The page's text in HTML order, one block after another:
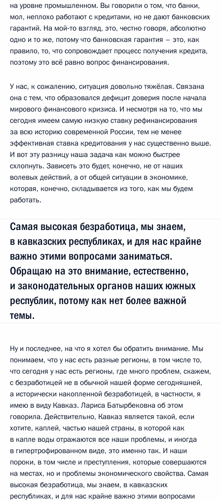
на уровне промышленном. Вы говорили о том, что банки,
мол, неплохо работают с кредитами, но не дают банковских
гарантий. На мой‑то взгляд, это, честно говоря, абсолютно
одно и то же, потому что банковская гарантия – это, как
правило, то, что сопровождает процесс получения кредита,
поэтому это всё равно вопрос финансирования.
У нас, к сожалению, ситуация довольно тяжёлая. Связана
она с тем, что образовался дефицит доверия после начала
мирового финансового кризиса. И несмотря на то, что мы
сегодня имеем самую низкую ставку рефинансирования
за всю историю современной России, тем не менее
эффективная ставка кредитования у нас существенно выше.
И вот эту разницу наша задача как можно быстрее
схлопнуть. Зависеть это будет, конечно, не от наших
волевых действий, а от общей ситуации в экономике,
которая, конечно, складывается из того, как мы будем
работать.
Самая высокая безработица, мы знаем,
в кавказских республиках, и для нас крайне
важно этими вопросами заниматься.
Обращаю на это внимание, естественно,
и законодательных органов наших южных
республик, потому как нет более важной
темы.
Ну и последнее, на что я хотел бы обратить внимание. Мы
понимаем, что у нас есть разные регионы, в том числе то,
что сегодня у нас есть регионы, где много проблем, скажем,
с безработицей не в обычной нашей форме сегодняшней,
а исторически накопленной безработицей, в частности, я
имею в виду Кавказ. Лариса Батырбековна об этом
говорила. Действительно, Кавказ является такой, если
хотите, каплей, частью нашей страны, в которой как
в капле воды отражаются все наши проблемы, и иногда
в гипертрофированном виде, это именно так. И наши
пороки, в том числе и преступления, которые совершаются
на местах, но и проблемы экономического свойства. Самая
высокая безработица, мы знаем, в кавказских
республиках, и для нас крайне важно этими вопросами